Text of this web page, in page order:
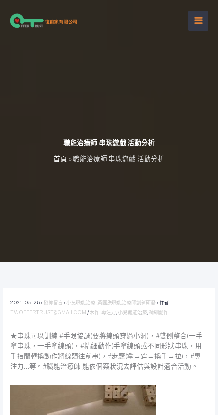
職能治療師 串珠遊戲 活動分析
首頁 »職能治療師 串珠遊戲 活動分析
2021-05-26/發佈留言/小兒職能治療, 黃國朕職能治療師創新研發/ 作者:
TWOFFERTRUST@GMAIL.COM /木作, 專注力, 小兒職能治療,精細動作
★串珠可以訓練 #手眼協調(要將線頭穿過小洞)，#雙側整合(一手
拿串珠，一手拿線頭)，#精細動作(手拿線頭或不同形狀串珠，用
手指間轉換動作將線頭往前串)，#步驟(拿→穿→換手→拉)，#專
注力…等。#職能治療師 能依個案狀況去評估與設計適合活動。